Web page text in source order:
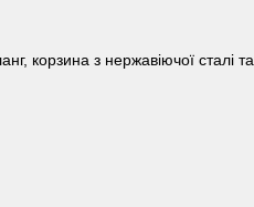
корзина з нержавіючої сталі та